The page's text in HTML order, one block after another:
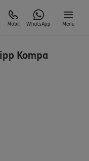
Mobil WhatsApp Menü
Kompa